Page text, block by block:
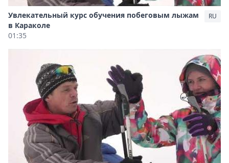
Увлекательный курс обучения побеговым лыжам
в Караколе
01:35
RU